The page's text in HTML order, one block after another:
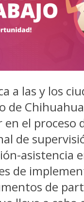
a las y los
de
el proceso
de
asistencia
de
de